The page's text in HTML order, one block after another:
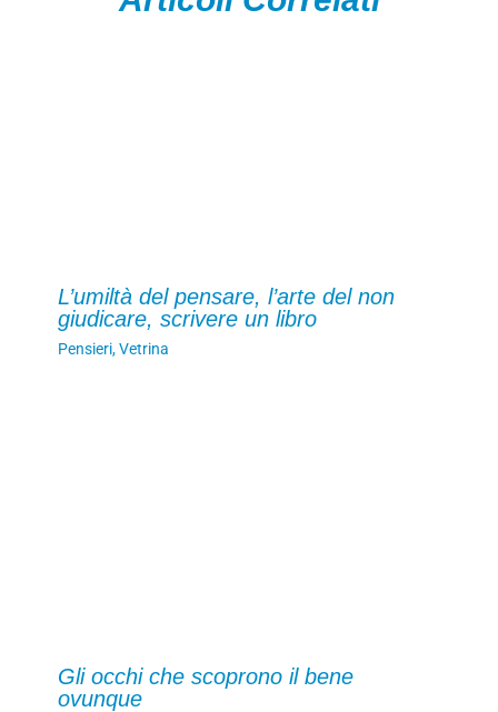
L’umiltà del pensare, l’arte del non
giudicare, scrivere un libro
Pensieri,Vetrina
Gli occhi che scoprono il bene
ovunque